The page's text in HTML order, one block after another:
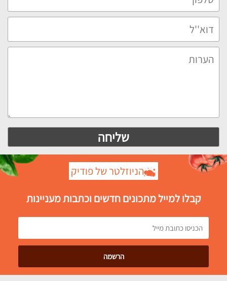
הניוזלטר של פודיק
קבלו למייל מתכונים חדשים וכתבות מעניינות